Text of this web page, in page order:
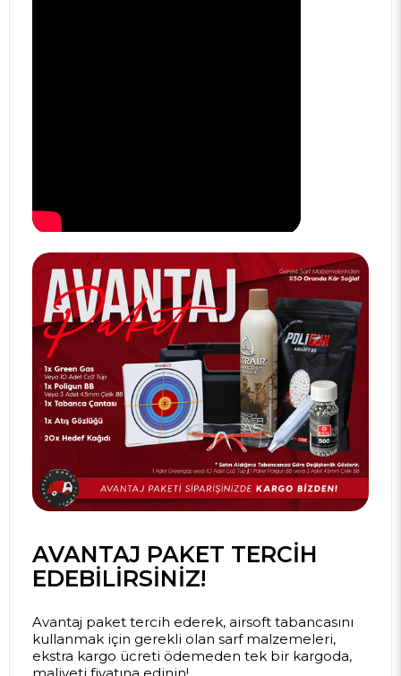
AVANTAJ PAKET TERCIH
EDEBILIRSINIZ!
Avantaj paket tercih ederek, airsoft tabancasını
kullanmak için gerekli olan sarf malzemeleri,
ekstra kargo ücreti ödemeden tek bir kargoda,
maliyeti fiyatına edinin!